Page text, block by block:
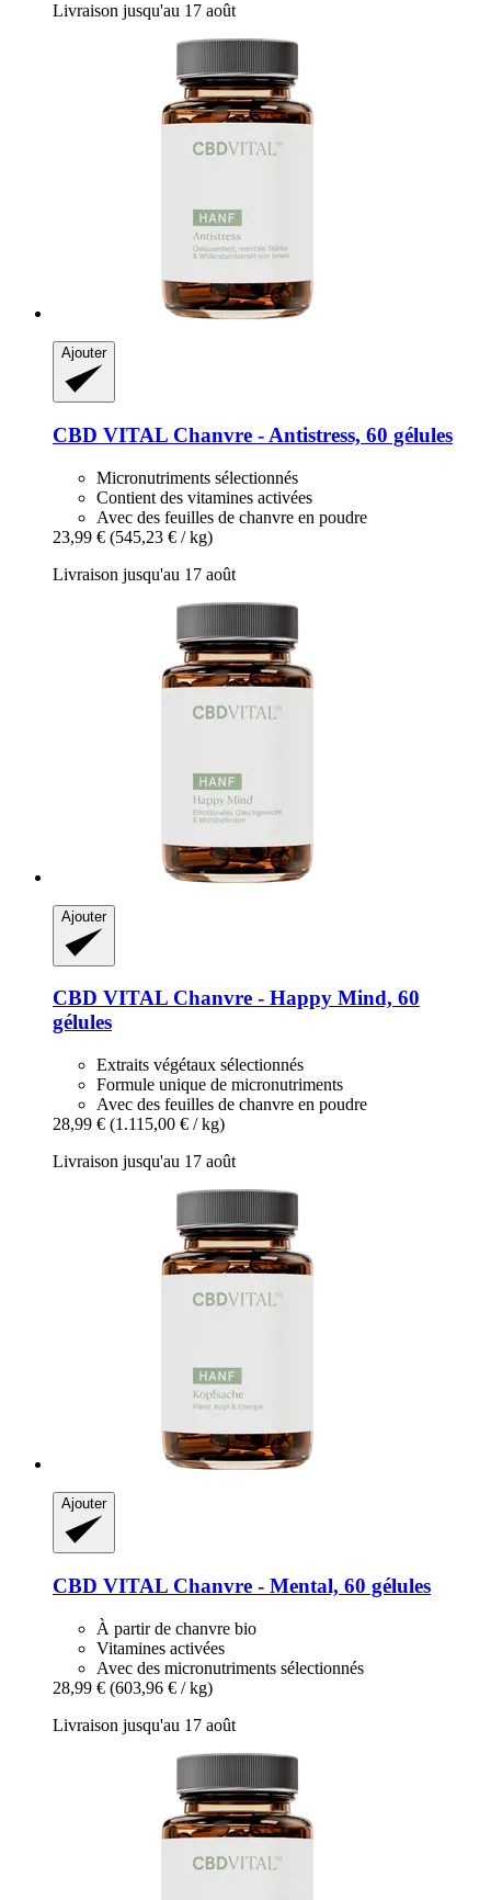
Livraison jusqu'au 17 août
Ajouter
CBD VITAL Chanvre -​ Antistress, 60 gélules
Micronutriments sélectionnés
Contient des vitamines activées
Avec des feuilles de chanvre en poudre
23,99 € (545,23 € / kg)
Livraison jusqu'au 17 août
Ajouter
CBD VITAL Chanvre -​ Happy Mind, 60
gélules
Extraits végétaux sélectionnés
Formule unique de micronutriments
Avec des feuilles de chanvre en poudre
28,99 € (1.115,00 € / kg)
Livraison jusqu'au 17 août
Ajouter
CBD VITAL Chanvre -​ Mental, 60 gélules
À partir de chanvre bio
Vitamines activées
Avec des micronutriments sélectionnés
28,99 € (603,96 € / kg)
Livraison jusqu'au 17 août